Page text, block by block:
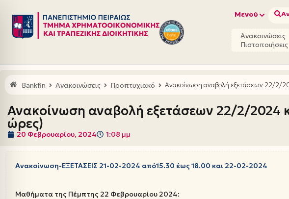
Μεταπηδήστε
στο
Μενού
Ανακοινώσεις
Πιστοποιήσεις
Bankfin Ανακοινώσεις Προπτυχιακό Ανακοίνωση αναβολή εξετάσεων 22/2/
Ανακοίνωση αναβολή εξετάσεων 22/2/2024
ώρες)
20 Φεβρουαρίου, 2024 1:08 μμ
Ανακοίνωση-ΕΞΕΤΑΣΕΙΣ 21-02-2024 από15.30 έως 18.00 και 22-02-2024
Μαθήματα της Πέμπτης 22 Φεβρουαρίου 2024: